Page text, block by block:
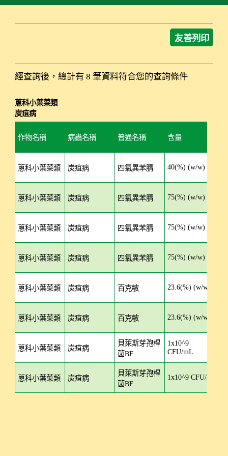
友善列印
經查詢後，總計有 8 筆資料符合您的查詢條件
蔥科小葉菜類
炭疽病
作物名稱 病蟲名稱 普通名稱 含量
蔥科小葉菜類 炭疽病 四氯異苯腈 40(%) (w/w)
蔥科小葉菜類 炭疽病 四氯異苯腈 75(%) (w/w)
蔥科小葉菜類 炭疽病 四氯異苯腈 75(%) (w/w)
蔥科小葉菜類 炭疽病 四氯異苯腈 75(%) (w/w)
蔥科小葉菜類 炭疽病 百克敏 23.6(%) (w/w)
蔥科小葉菜類 炭疽病 百克敏 23.6(%) (w/w)
蔥科小葉菜類 炭疽病
貝萊斯芽孢桿
菌BF
1x10^9
CFU/mL
蔥科小葉菜類 炭疽病
貝萊斯芽孢桿
菌BF
1x10^9 CFU/g